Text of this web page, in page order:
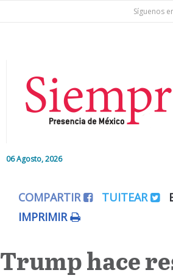
Síguenos
06 Agosto, 2026
Editorial
Colaboradores
COMPARTIR TUITEAR
IMPRIMIR
Trump hace